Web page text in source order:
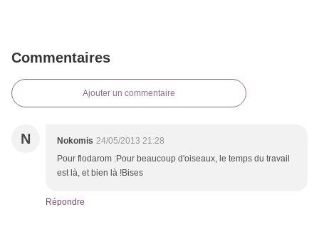
Commentaires
Ajouter un commentaire
N Nokomis 24/05/2013 21:28
Pour flodarom :Pour beaucoup d'oiseaux, le temps du travail
est là, et bien là !Bises
Répondre